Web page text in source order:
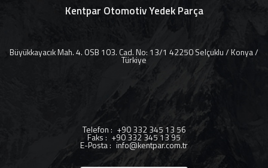
Kentpar Otomotiv Yedek Parça
Büyükkayacık Mah. 4. OSB 103. Cad. No: 13/1 42250 Selçuklu / Konya /
Türkiye
Telefon: +90 332 345 13 56
Faks: +90 332 345 13 95
E-Posta: info@kentpar.com.tr